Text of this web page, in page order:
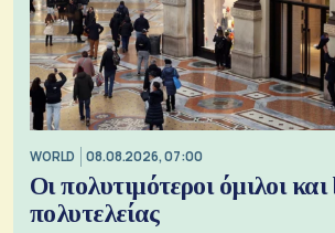
WORLD 08.08.2026, 07:00
Οι πολυτιμότεροι όμιλοι
πολυτελείας